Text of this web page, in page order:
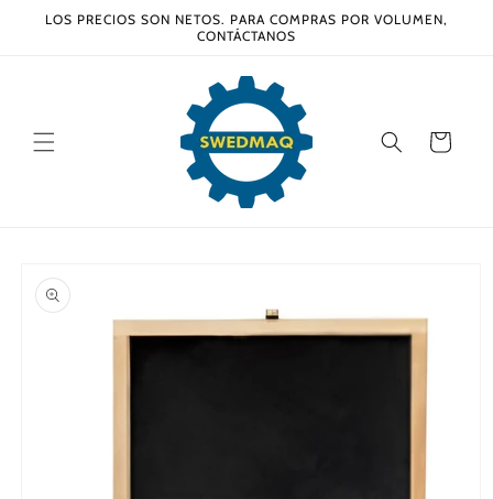
directamente
LOS PRECIOS SON NETOS. PARA COMPRAS POR VOLUMEN,
CONTÁCTANOS
Carrito
a la
información
del producto